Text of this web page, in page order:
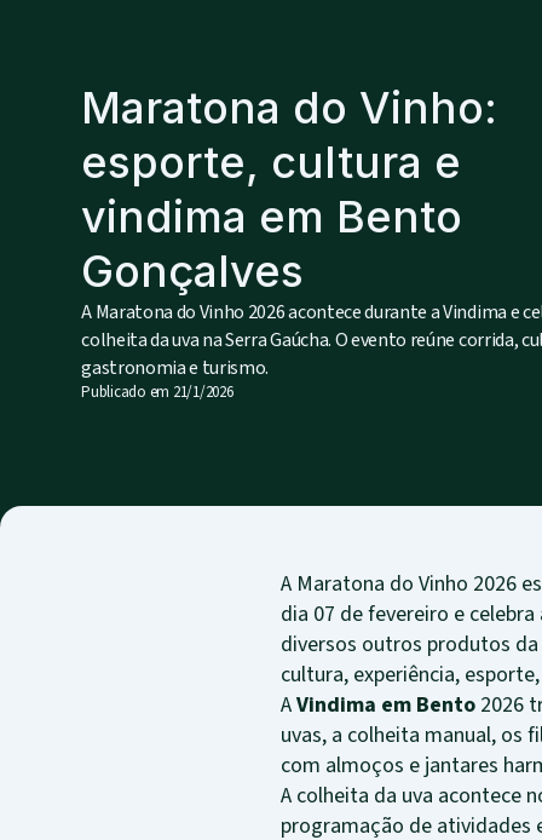
Maratona do Vinho:
esporte, cultura e
vindima em Bento
Gonçalves
A Maratona do Vinho 2026 acontece durante a Vindima e
colheita da uva na Serra Gaúcha. O evento reúne corrida,
gastronomia e turismo.
Publicado em 21/1/2026
A Maratona do Vinho 2026
dia 07 de fevereiro e
diversos outros produtos
cultura, experiência,
AVindima em Bento 2026
uvas, a colheita manual, os
com almoços e jantares
A colheita da uva acontece
programação de atividades